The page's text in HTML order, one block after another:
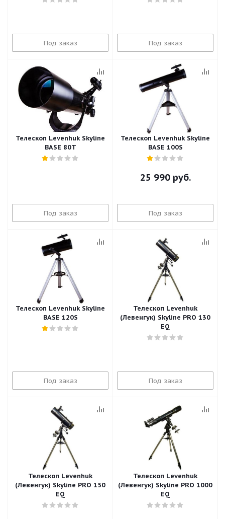
Под заказ Под заказ
Телескоп Levenhuk Skyline
BASE 80T
Под заказ
Телескоп Levenhuk Skyline
BASE 100S
25 990руб.
Под заказ
Телескоп Levenhuk Skyline
BASE 120S
Под заказ
Телескоп Levenhuk
(Левенгук) Skyline PRO 130
EQ
Под заказ
Телескоп Levenhuk
(Левенгук) Skyline PRO 150
EQ
Телескоп Levenhuk
(Левенгук) Skyline PRO 1000
EQ